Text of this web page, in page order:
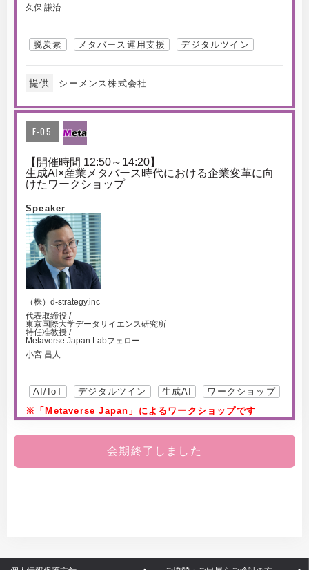
久保 謙治
脱炭素 メタバース運用支援 デジタルツイン
提供 シーメンス株式会社
F-05
【開催時間 12:50～14:20】
生成AI×産業メタバース時代における企業変革に向
けたワークショップ
Speaker
（株）d-strategy,inc
代表取締役 /
東京国際大学データサイエンス研究所
特任准教授 /
Metaverse Japan Labフェロー
小宮 昌人
AI/IoT デジタルツイン 生成AI
ワークショップ
※「Metaverse Japan」によるワークショップです
会期終了しました